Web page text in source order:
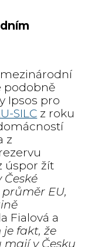
podobně
Ipsos pro
SILC z roku
z
úspor žít
České
EU,
Fialová a
fakt, že
v Česku